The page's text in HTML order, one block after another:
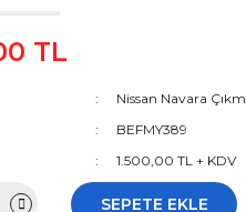
TL
Nissan Navara
BEFMY389
1.500,00 TL + KDV
SEPETE EKLE